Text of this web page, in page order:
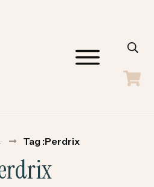
Tag :Perdrix